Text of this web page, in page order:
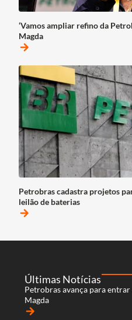
‘Vamos ampliar refino da
Magda
arrow_forward
Petrobras cadastra projetos
leilão de baterias
arrow_forward
Últimas Notícias
Petrobras avança para
Magda
arrow_forward